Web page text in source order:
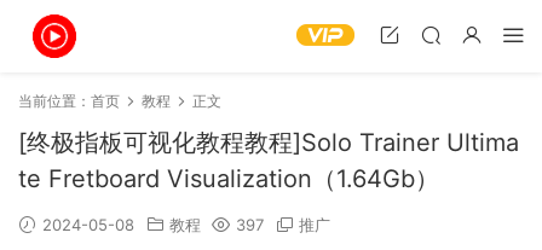
当前位置： 首页 教程 正文
[终极指板可视化教程教程]Solo Trainer Ultima
te Fretboard Visualization（1.64Gb）
2024-05-08 教程 397 推广